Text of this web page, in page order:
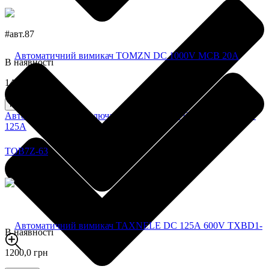
В наявності
1410,0 грн
Купити
Автоматический выключатель TOMZN 2P DC MCCB 1000V
125A
В наявності
1200,0 грн
#авт.87